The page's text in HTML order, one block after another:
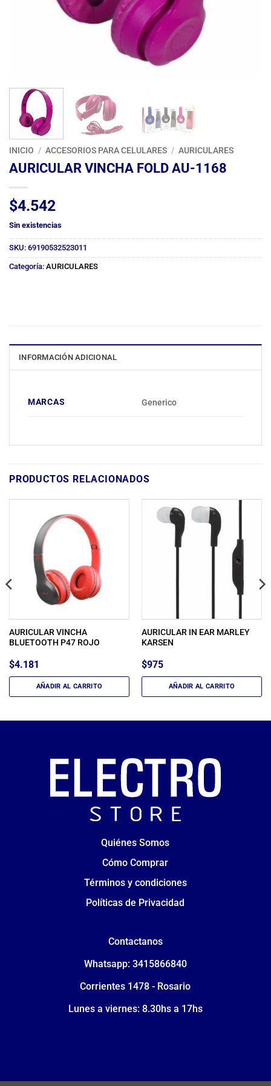
INICIO / ACCESORIOS PARA CELULARES / AURICULARES
AURICULAR VINCHA FOLD AU-1168
$4.542
Sin existencias
SKU: 69190532523011
Categoría: AURICULARES
INFORMACIÓN ADICIONAL
MARCAS Generico
PRODUCTOS RELACIONADOS
AURICULAR VINCHA
BLUETOOTH P47 ROJO
$4.181
AÑADIR AL CARRITO
AURICULAR IN EAR MARLEY
KARSEN
$975
AÑADIR AL CARRITO
Quiénes Somos
Cómo Comprar
Términos y condiciones
Políticas de Privacidad
Contactanos
Whatsapp: 3415866840
Corrientes 1478 - Rosario
Lunes a viernes: 8.30hs a 17hs